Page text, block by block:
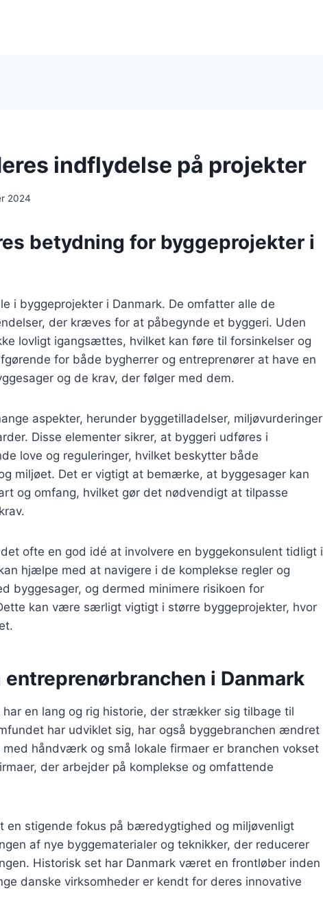
indflydelse på projekter
2024
betydning for byggeprojekter i
i byggeprojekter i Danmark. De omfatter alle de
der kræves for at påbegynde et byggeri. Uden
lovligt igangsættes, hvilket kan føre til forsinkelser og
for både bygherrer og entreprenører at have en
og de krav, der følger med dem.
aspekter, herunder byggetilladelser, miljøvurderinger
Disse elementer sikrer, at byggeri udføres i
love og reguleringer, hvilket beskytter både
miljøet. Det er vigtigt at bemærke, at byggesager kan
og omfang, hvilket gør det nødvendigt at tilpasse
ofte en god idé at involvere en byggekonsulent tidligt i
hjælpe med at navigere i de komplekse regler og
byggesager, og dermed minimere risikoen for
kan være særligt vigtigt i større byggeprojekter, hvor
i Danmark
har en lang og rig historie, der strækker sig tilbage til
har udviklet sig, har også byggebranchen ændret
håndværk og små lokale firmaer er branchen vokset
der arbejder på komplekse og omfattende
en stigende fokus på bæredygtighed og miljøvenligt
af nye byggematerialer og teknikker, der reducerer
Historisk set har Danmark været en frontløber inden
danske virksomheder er kendt for deres innovative